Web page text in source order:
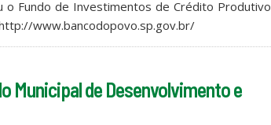
o Fundo de Investimentos de Crédito Produtivo
www.bancodopovo.sp.gov.br/
Municipal de Desenvolvimento e